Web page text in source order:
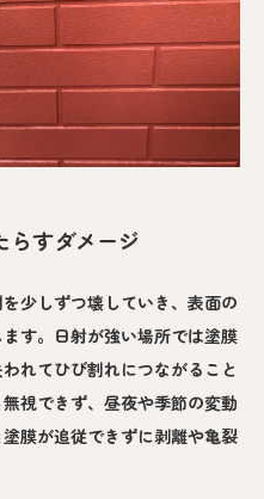
らすダメージ
少しずつ壊していき、表面の
す。日射が強い場所では塗膜
れてひび割れにつながること
視できず、昼夜や季節の変動
膜が追従できずに剥離や亀裂